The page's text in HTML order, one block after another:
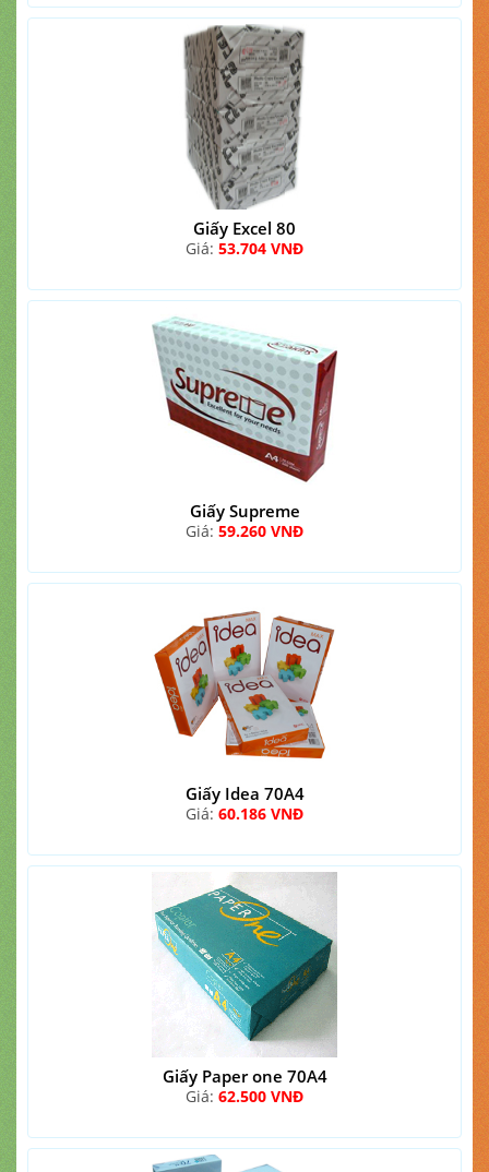
Giấy Excel 80
Giá: 53.704 VNĐ
Giấy Supreme
Giá: 59.260 VNĐ
Giấy Idea 70A4
Giá: 60.186 VNĐ
Giấy Paper one 70A4
Giá: 62.500 VNĐ